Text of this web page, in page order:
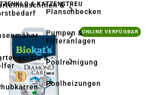
&
& -
Planschbecken
Pumpen &
Filteranlagen
Poolreinigung
Poolheizungen
& KATZENSTREU
ONLINE VERFÜGBAR